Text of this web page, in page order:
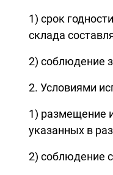
1) срок
склада
2) соблюдение
2. Условиями
1) размещение
указанных в
2) соблюдение